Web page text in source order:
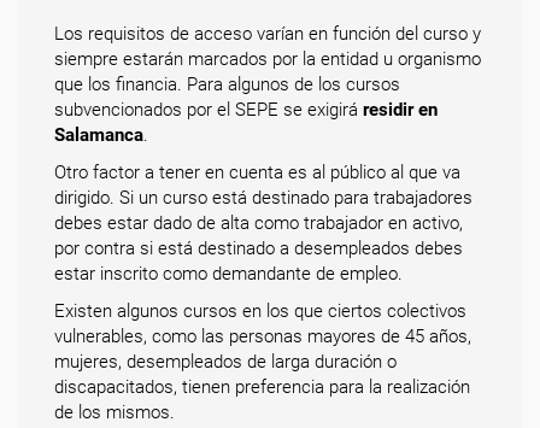
Los requisitos de acceso varían en función del curso y
siempre estarán marcados por la entidad u organismo
que los financia. Para algunos de los cursos
subvencionados por el SEPE se exigirá residir en
Salamanca.
Otro factor a tener en cuenta es al público al que va
dirigido. Si un curso está destinado para trabajadores
debes estar dado de alta como trabajador en activo,
por contra si está destinado a desempleados debes
estar inscrito como demandante de empleo.
Existen algunos cursos en los que ciertos colectivos
vulnerables, como las personas mayores de 45 años,
mujeres, desempleados de larga duración o
discapacitados, tienen preferencia para la realización
de los mismos.